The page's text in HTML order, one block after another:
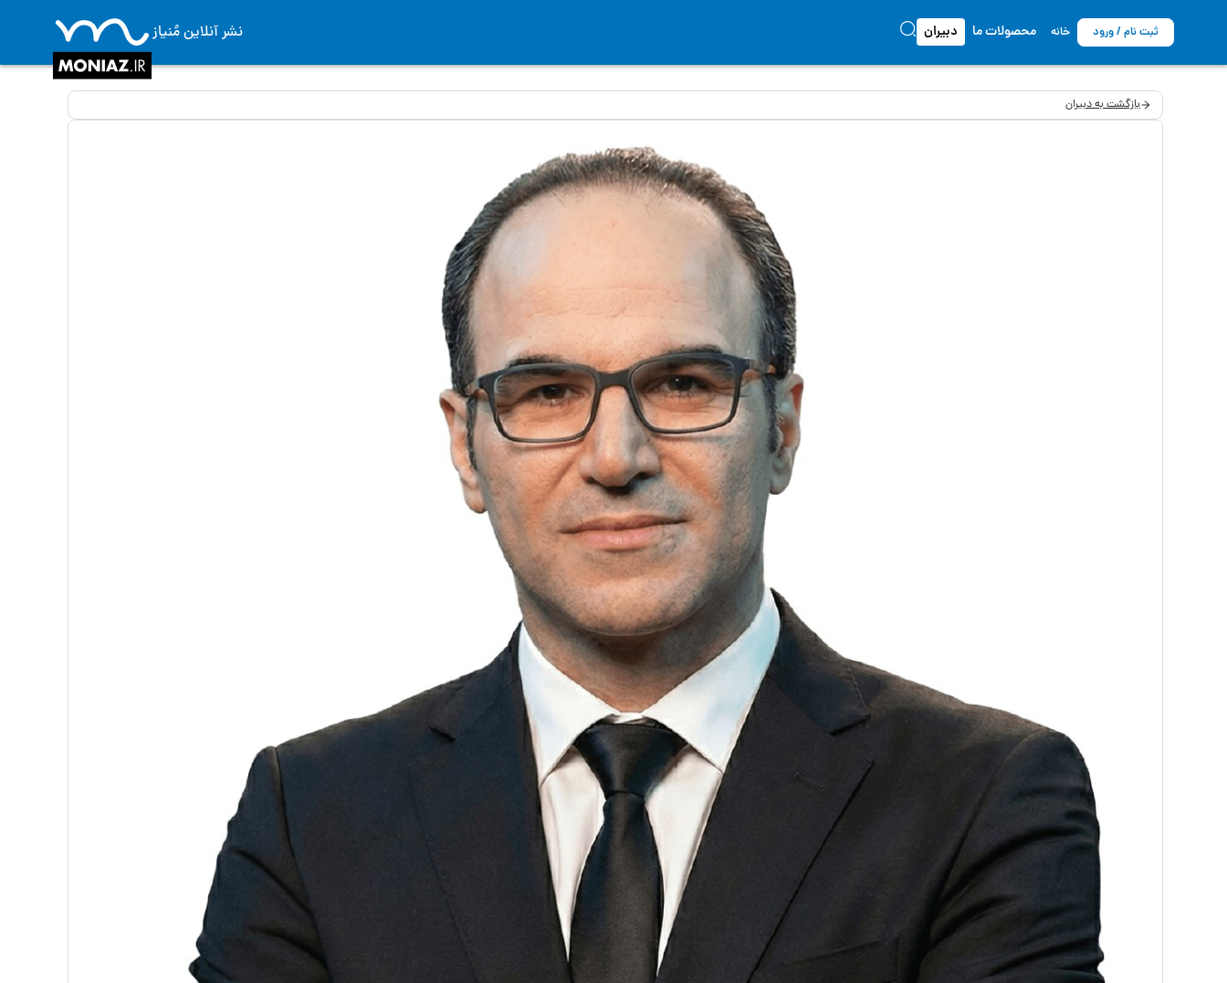
ثبت نام / ورود خانه محصولات ما دبیران نشر آنلاین مُنیاز
بازگشت به دبیران